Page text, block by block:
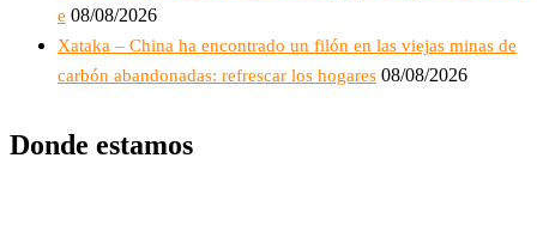
e 08/08/2026
Xataka – China ha encontrado un filón en las viejas minas de
carbón abandonadas: refrescar los hogares 08/08/2026
Donde estamos